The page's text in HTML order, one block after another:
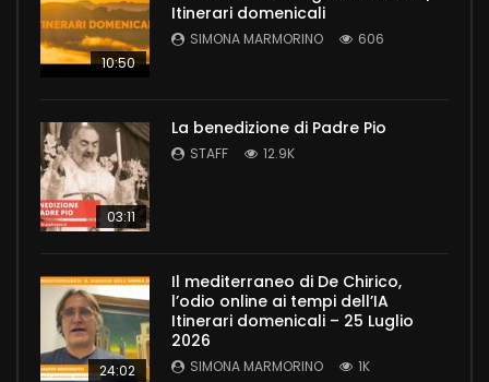
10:50
Itinerari domenicali
SIMONA MARMORINO 606
03:11
La benedizione di Padre Pio
STAFF 12.9K
24:02
Il mediterraneo di De Chirico,
l’odio online ai tempi dell’IA
Itinerari domenicali – 25 Luglio
2026
SIMONA MARMORINO 1K